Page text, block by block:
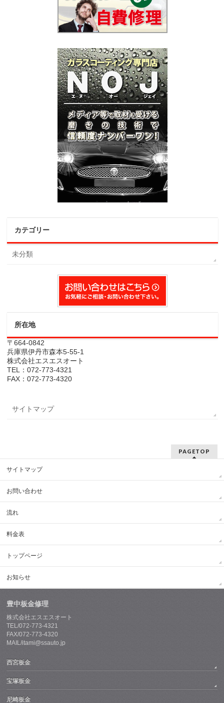
カテゴリー
未分類
所在地
〒664-0842
兵庫県伊丹市森本5-55-1
株式会社エスエスオート
TEL：072-773-4321
FAX：072-773-4320
サイトマップ
PAGETOP
サイトマップ
お問い合わせ
流れ
料金表
トップページ
お知らせ
豊中板金修理
株式会社エスエスオート
TEL/072-773-4321
FAX/072-773-4320
MAIL/itami@ssauto.jp
西宮板金
宝塚板金
尼崎板金